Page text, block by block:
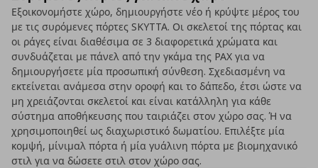
Εξοικονομήστε χώρο, δημιουργήστε νέο ή κρύψτε μέρος του
με τις συρόμενες πόρτες SKYTTA. Οι σκελετοί της πόρτας και
οι ράγες είναι διαθέσιμα σε 3 διαφορετικά χρώματα και
συνδυάζεται με πάνελ από την γκάμα της PAX για να
δημιουργήσετε μία προσωπική σύνθεση. Σχεδιασμένη να
εκτείνεται ανάμεσα στην οροφή και το δάπεδο, έτσι ώστε να
μη χρειάζονται σκελετοί και είναι κατάλληλη για κάθε
σύστημα αποθήκευσης που ταιριάζει στον χώρο σας. Ή να
χρησιμοποιηθεί ως διαχωριστικό δωματίου. Επιλέξτε μία
κομψή, μίνιμαλ πόρτα ή μία γυάλινη πόρτα με βιομηχανικό
στιλ για να δώσετε στιλ στον χώρο σας.